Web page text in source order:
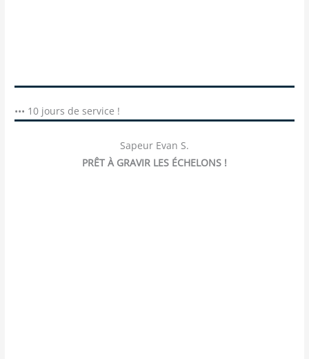
••• 10 jours de service !
Sapeur Evan S.
PRÊT À GRAVIR LES ÉCHELONS !